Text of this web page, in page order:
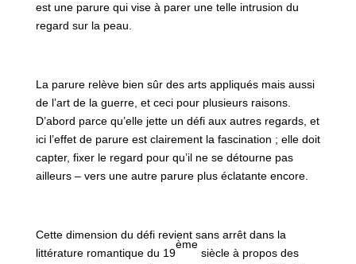
est une parure qui vise à parer une telle intrusion du
regard sur la peau.
La parure relève bien sûr des arts appliqués mais aussi
de l’art de la guerre, et ceci pour plusieurs raisons.
D’abord parce qu’elle jette un défi aux autres regards, et
ici l’effet de parure est clairement la fascination ; elle doit
capter, fixer le regard pour qu’il ne se détourne pas
ailleurs – vers une autre parure plus éclatante encore.
Cette dimension du défi revient sans arrêt dans la
littérature romantique du 19
ème
siècle à propos des